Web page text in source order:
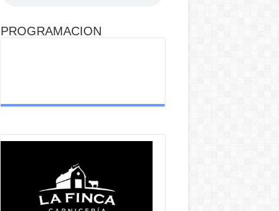
PROGRAMACION